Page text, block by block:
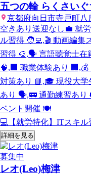
五つの輪 らくさい
京都府向日市寺戸町八
空きあり 送迎なし 💼 就
ル習得 🧑‍💻,🎬 動画編集
習得 🎨,🗣️ 言語聴覚士在
🧠,🏢 職業体験あり
対策あり 📘,🎓 現役大
あり 🗣️,🚃 通勤練習あり
ベント開催 🍽️
💻【就労特化】ITスキ
詳細を見る
募集中
レオ(Leo)梅津